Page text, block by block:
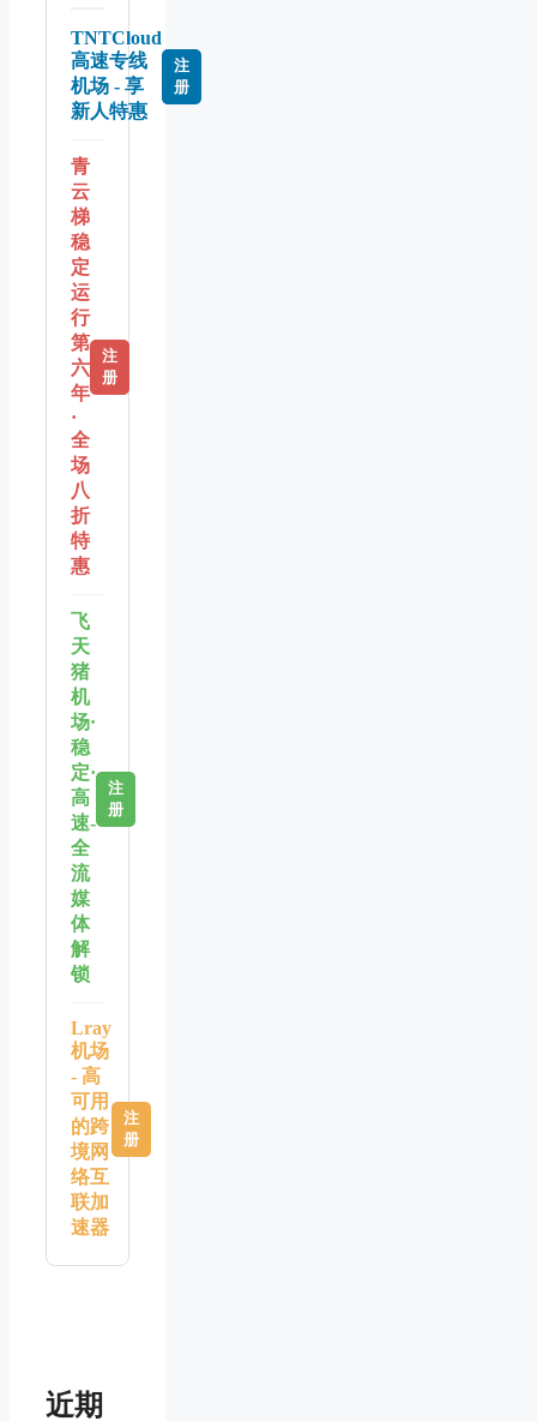
TNTCloud
高速专线
机场 - 享
新人特惠
注
册
青
云
梯
稳
定
运
行
第
六
年
·
全
场
八
折
特
惠
注
册
飞
天
猪
机
场·
稳
定·
高
速-
全
流
媒
体
解
锁
注
册
Lray
机场
- 高
可用
的跨
境网
络互
联加
速器
注
册
近期